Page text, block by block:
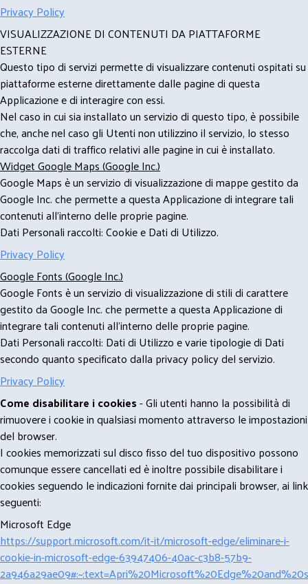
Privacy Policy
VISUALIZZAZIONE DI CONTENUTI DA PIATTAFORME
ESTERNE
Questo tipo di servizi permette di visualizzare contenuti ospitati su
piattaforme esterne direttamente dalle pagine di questa
Applicazione e di interagire con essi.
Nel caso in cui sia installato un servizio di questo tipo, è possibile
che, anche nel caso gli Utenti non utilizzino il servizio, lo stesso
raccolga dati di traffico relativi alle pagine in cui è installato.
Widget Google Maps (Google Inc.)
Google Maps è un servizio di visualizzazione di mappe gestito da
Google Inc. che permette a questa Applicazione di integrare tali
contenuti all'interno delle proprie pagine.
Dati Personali raccolti: Cookie e Dati di Utilizzo.
Privacy Policy
Google Fonts (Google Inc.)
Google Fonts è un servizio di visualizzazione di stili di carattere
gestito da Google Inc. che permette a questa Applicazione di
integrare tali contenuti all'interno delle proprie pagine.
Dati Personali raccolti: Dati di Utilizzo e varie tipologie di Dati
secondo quanto specificato dalla privacy policy del servizio.
Privacy Policy
Come disabilitare i cookies- Gli utenti hanno la possibilità di
rimuovere i cookie in qualsiasi momento attraverso le impostazioni
del browser.
I cookies memorizzati sul disco fisso del tuo dispositivo possono
comunque essere cancellati ed è inoltre possibile disabilitare i
cookies seguendo le indicazioni fornite dai principali browser, ai link
seguenti:
Microsoft Edge
https://support.microsoft.com/it-it/microsoft-edge/eliminare-i-
cookie-in-microsoft-edge-63947406-40ac-c3b8-57b9-